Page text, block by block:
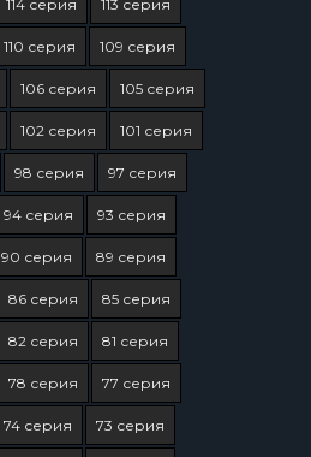
114 серия 113 серия
110 серия 109 серия
106 серия 105 серия
102 серия 101 серия
98 серия 97 серия
94 серия 93 серия
90 серия 89 серия
86 серия 85 серия
82 серия 81 серия
78 серия 77 серия
74 серия 73 серия